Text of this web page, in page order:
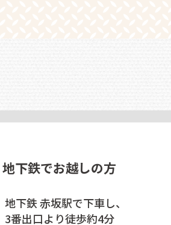
地下鉄でお越しの方
地下鉄 赤坂駅で下車し、
3番出口より徒歩約4分